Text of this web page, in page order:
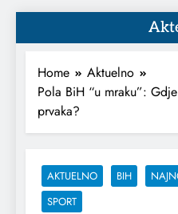
Home
Aktuelno
Pola BiH “u mraku”:
prvaka?
AKTUELNO BIH
SPORT